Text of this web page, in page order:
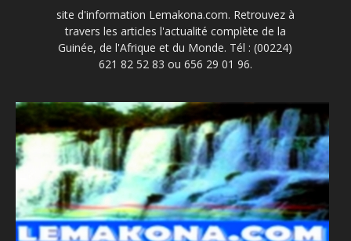
site d'information Lemakona.com. Retrouvez à
travers les articles l'actualité complète de la
Guinée, de l'Afrique et du Monde. Tél : (00224)
621 82 52 83 ou 656 29 01 96.